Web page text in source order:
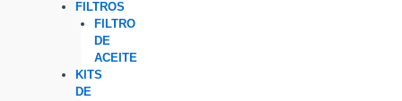
FILTROS
FILTRO
DE
ACEITE
KITS
DE